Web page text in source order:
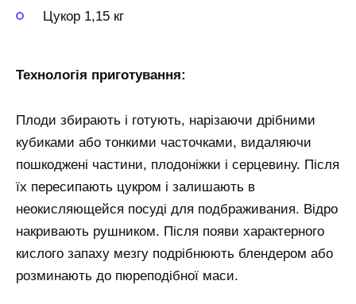
Цукор 1,15 кг
Технологія приготування:
Плоди збирають і готують, нарізаючи дрібними
кубиками або тонкими часточками, видаляючи
пошкоджені частини, плодоніжки і серцевину. Після
їх пересипають цукром і залишають в
неокисляющейся посуді для подбраживания. Відро
накривають рушником. Після появи характерного
кислого запаху мезгу подрібнюють блендером або
розминають до пюреподібної маси.